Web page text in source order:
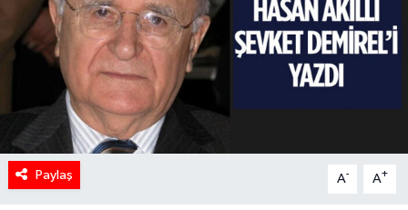
Paylaş A- A+
HABERDE İNSAN
İlginç
KÜLTÜR SANAT
MAGAZİN